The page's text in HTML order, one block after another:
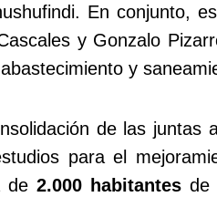
En conjunto,
y Gonzalo
y
de las juntas
para el
de2.000 habitantesde